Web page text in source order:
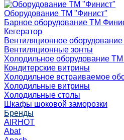
Оборудование ТМ "Финист"
Барное оборудование ТМ
Кегератор
Вентиляционное
Вентиляционные зонты
Холодильное оборудование
Кондитерские витрины
Холодильное встраиваемое
Холодильные витрины
Холодильные столы
Шкафы шоковой заморозки
Бренды
AIRHOT
Abat